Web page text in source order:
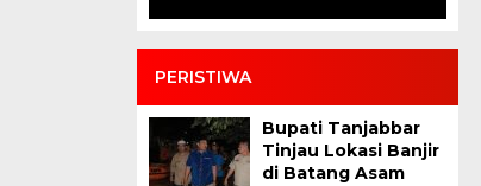
PERISTIWA
Bupati Tanjabbar
Tinjau Lokasi Banjir
di Batang Asam